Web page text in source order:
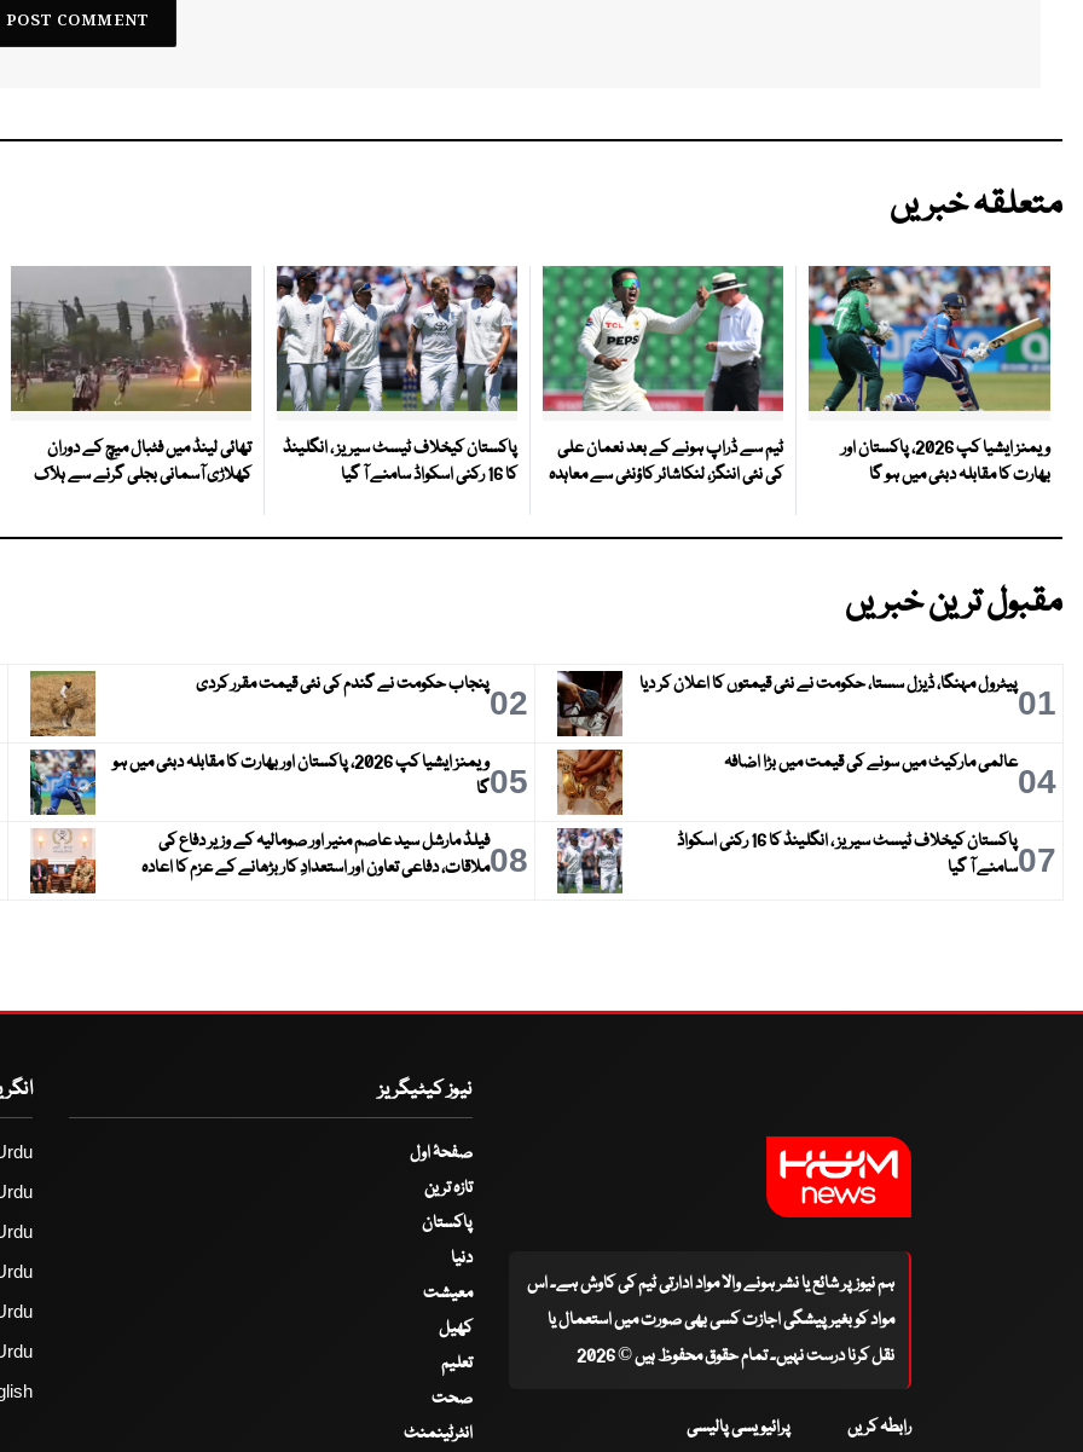
متعلقہ خبریں
ویمنز ایشیا کپ 2026، پاکستان اور
بھارت کا مقابلہ دبئی میں ہو گا
ٹیم سے ڈراپ ہونے کے بعد نعمان علی
کی نئی اننگز، لنکاشائر کاؤنٹی سے معاہدہ
پاکستان کیخلاف ٹیسٹ سیریز ، انگلینڈ
کا 16 رکنی اسکواڈ سامنے آ گیا
تھائی لینڈ میں فٹبال میچ کے دوران
کھلاڑی آسمانی بجلی گرنے سے ہلاک
مقبول ترین خبریں
01پیٹرول مہنگا، ڈیزل سستا، حکومت نے نئی قیمتوں کا اعلان کر دیا 02پنجاب حکومت نے گندم کی نئی قیمت مقرر کردی
04عالمی مارکیٹ میں سونے کی قیمت میں بڑا اضافہ 05
ویمنز ایشیا کپ 2026، پاکستان اور بھارت کا مقابلہ دبئی میں ہو
گا
07
پاکستان کیخلاف ٹیسٹ سیریز ، انگلینڈ کا 16 رکنی اسکواڈ
سامنے آ گیا
08فیلڈ مارشل سید عاصم منیر اور صومالیہ کے وزیر دفاع کی
ملاقات، دفاعی تعاون اور استعدادِ کار بڑھانے کے عزم کا اعادہ
ہم نیوز پر شائع یا نشر ہونے والا مواد ادارتی ٹیم کی کاوش ہے۔ اس
مواد کو بغیر پیشگی اجازت کسی بھی صورت میں استعمال یا
نقل کرنا درست نہیں۔ تمام حقوق محفوظ ہیں © 2026
رابطہ کریں پرائیویسی پالیسی
نیوز کیٹیگریز
صفحۂ اول
تازہ ترین
پاکستان
دنیا
معیشت
کھیل
تعلیم
صحت
انٹرٹینمنٹ